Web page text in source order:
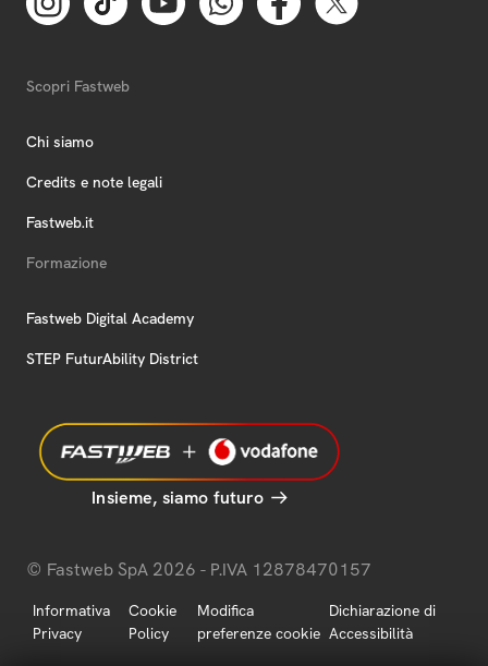
Scopri Fastweb
Chi siamo
Credits e note legali
Fastweb.it
Formazione
Fastweb Digital Academy
STEP FuturAbility District
Insieme, siamo futuro
© Fastweb SpA 2026 - P.IVA 12878470157
Informativa
Privacy
Cookie
Policy
Modifica
preferenze cookie
Dichiarazione di
Accessibilità